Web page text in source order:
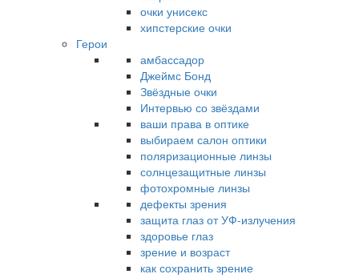
очки унисекс
хипстерские очки
Герои
амбассадор
Джеймс Бонд
Звёздные очки
Интервью со звёздами
ваши права в оптике
выбираем салон оптики
поляризационные линзы
солнцезащитные линзы
фотохромные линзы
дефекты зрения
защита глаз от УФ-излучения
здоровье глаз
зрение и возраст
как сохранить зрение